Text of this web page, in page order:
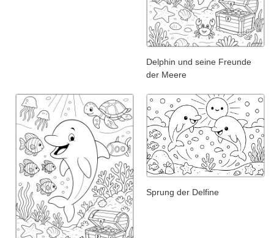
Delphin und seine Freunde
der Meere
Sprung der Delfine